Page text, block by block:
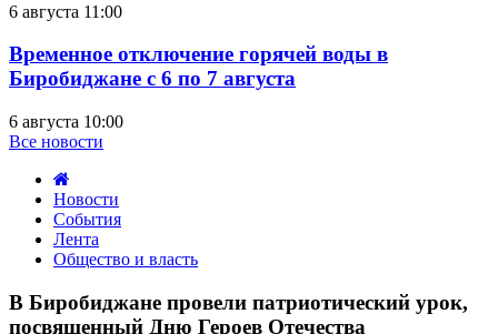
6 августа 11:00
Временное отключение горячей воды в
Биробиджане с 6 по 7 августа
6 августа 10:00
Все новости
Новости
События
Лента
Общество и власть
Биробиджане
провели
В Биробиджане провели патриотический урок,
посвященный Дню Героев Отечества